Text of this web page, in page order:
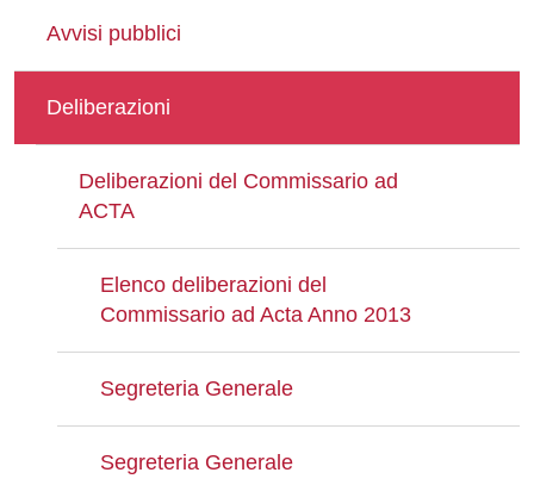
Avvisi pubblici
Deliberazioni
Deliberazioni del Commissario ad
ACTA
Elenco deliberazioni del
Commissario ad Acta Anno 2013
Segreteria Generale
Segreteria Generale